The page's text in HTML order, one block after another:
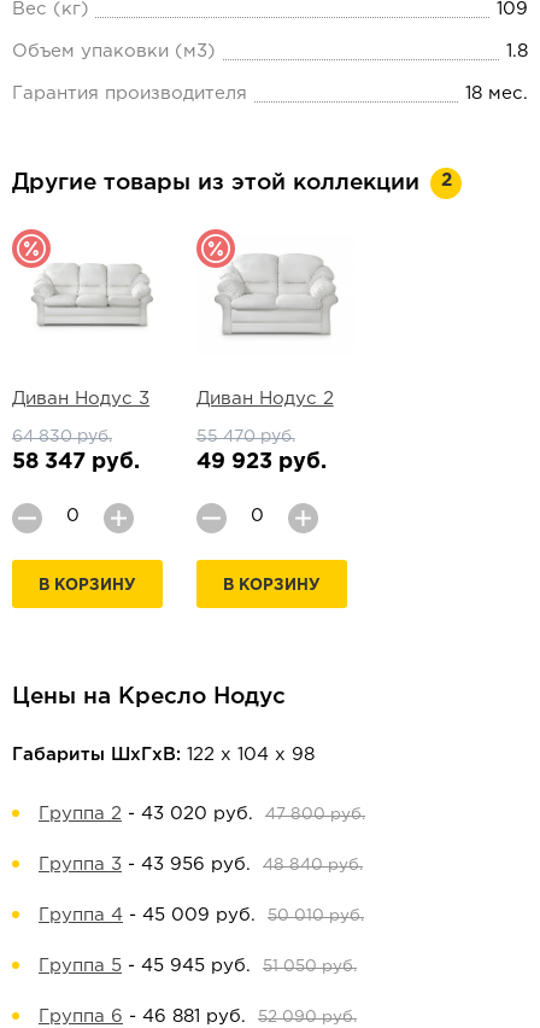
Вес (кг) 109
Объем упаковки (м3) 1.8
Гарантия производителя 18 мес.
Другие товары из этой коллекции 2
Диван Нодус 3
64 830 руб.
58 347 руб.
В КОРЗИНУ
Диван Нодус 2
55 470 руб.
49 923 руб.
В КОРЗИНУ
Цены на Кресло Нодус
Габариты ШхГхВ: 122 х 104 х 98
Группа 2 - 43 020 руб. 47 800 руб.
Группа 3 - 43 956 руб. 48 840 руб.
Группа 4 - 45 009 руб. 50 010 руб.
Группа 5 - 45 945 руб. 51 050 руб.
Группа 6 - 46 881 руб. 52 090 руб.